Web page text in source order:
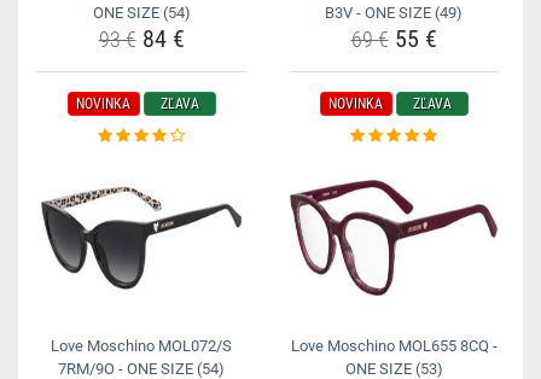
ONE SIZE (54)
93 €84 €
B3V - ONE SIZE (49)
69 €55 €
NOVINKA ZĽAVA
Love Moschino MOL072/S
7RM/9O - ONE SIZE (54)
NOVINKA ZĽAVA
Love Moschino MOL655 8CQ -
ONE SIZE (53)